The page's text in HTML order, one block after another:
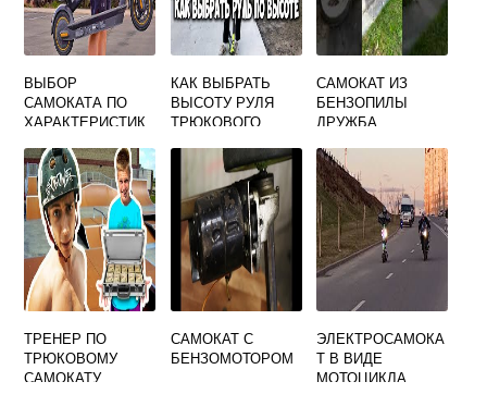
ВЫБОР
САМОКАТА ПО
ХАРАКТЕРИСТИК
КАК ВЫБРАТЬ
ВЫСОТУ РУЛЯ
ТРЮКОВОГО
САМОКАТ ИЗ
БЕНЗОПИЛЫ
ДРУЖБА
ТРЕНЕР ПО
ТРЮКОВОМУ
САМОКАТУ
САМОКАТ С
БЕНЗОМОТОРОМ
ЭЛЕКТРОСАМОКА
Т В ВИДЕ
МОТОЦИКЛА